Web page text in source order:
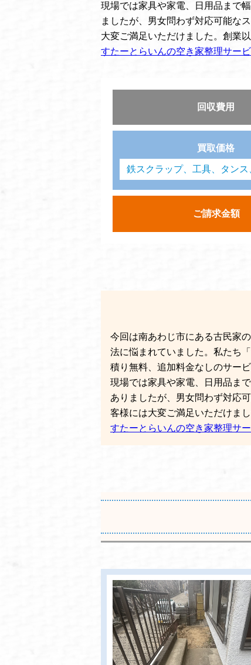
現場では家具や家電、日用品まで
ましたが、男女問わず対応可能な
大変ご満足いただけました。創業
すたーとらいんの空き家整理サー
回収費用
買取価格
鉄スクラップ、工具、タンス
ご請求金額
今回は南あわじ市にある古民家
法に悩まれていました。私たち
積り無料、追加料金なしのサー
現場では家具や家電、日用品ま
ありましたが、男女問わず対応
客様には大変ご満足いただけま
すたーとらいんの空き家整理サ